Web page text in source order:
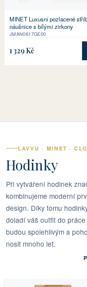
MINET Luxusní pozlacené
náušnice s bílými zirkony
JMAN0617GE00
1 329 Kč
LAVVU · MINET ·
Hodinky
Při vytváření hodinek
kombinujeme moderní
design. Díky tomu
doladí váš outfit do
budou spolehlivým a
nosit mnoho let.